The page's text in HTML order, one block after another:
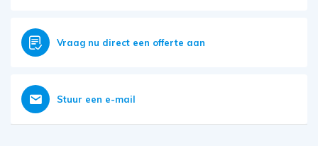
Vraag nu direct een offerte aan
Stuur een e-mail